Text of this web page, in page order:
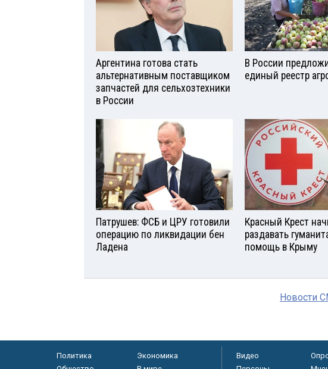
Аргентина готова стать
альтернативным поставщиком
запчастей для сельхозтехники
в России
В России
единый реестр
Патрушев: ФСБ и ЦРУ готовили
операцию по ликвидации бен
Ладена
Красный Крест
раздавать
помощь в Крыму
Новости
Политика
Экономика
Видео